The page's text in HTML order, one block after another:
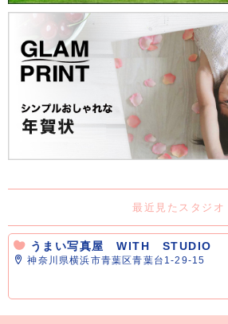
最近見たスタジオ
うまい写真屋 WITH STUDIO
神奈川県横浜市青葉区青葉台1-29-15